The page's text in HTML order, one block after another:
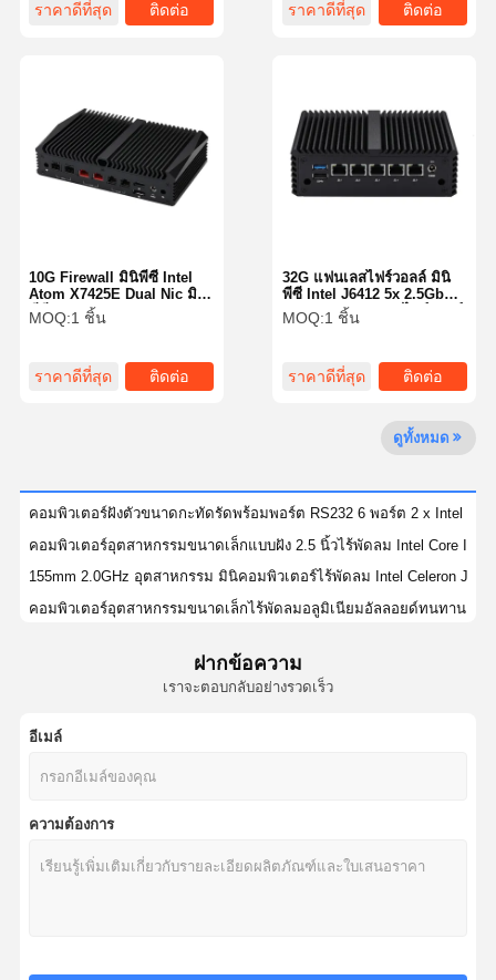
ควบคุม
ติดต่อเรา
พูดคุยกันตอน
Firewall มินิพีซี
มินิพีซีอุตสาหกรรม
คอมพิวเตอร์ตั้งแร็ค 1U
Celeron มินิ PC
คอร์มมินิพีซี
ออฟฟิศมินิพีซี
เมนบอร์ดอุตสาหกรรม
ราคาดีที่สุด ติดต่อ
ราคาดีที่สุด ติดต่อ
32G แฟนเลสไฟร์วอลล์ มินิ
พีซี Intel J6412 5x 2.5GbE
LAN 3 จอแสดงผล ไฟร์วอลล์
155มม
MOQ:1 ชิ้น
ราคาดีที่สุด ติดต่อ
10G Firewall มินิพีซี Intel
Atom X7425E Dual Nic มินิ
พีซี Pfsense RJ45 Network
MOQ:1 ชิ้น
ราคาดีที่สุด ติดต่อ
ดูทั้งหมด
คอมพิวเตอร์ฝังตัวขนาดกะทัดรัดพร้อมพอร์ต RS232 6 พอร์ต 2 x Intel
คอมพิวเตอร์อุตสาหกรรมขนาดเล็กแบบฝัง 2.5 นิ้วไร้พัดลม Intel Core I5
155mm 2.0GHz อุตสาหกรรม มินิคอมพิวเตอร์ไร้พัดลม Intel Celeron
คอมพิวเตอร์อุตสาหกรรมขนาดเล็กไร้พัดลมอลูมิเนียมอัลลอยด์ทนทาน Intel
ผู้ผลิตคอมพิวเตอร์ขนาดเล็กแบบฝังไร้พัดลม Mini PC อุตสาหกรรมสีดำทน
1600MHz Fanless Mini PC Firewall Pfsense Intel J3455 4 Core Intel
คอมพิวเตอร์ Mini PC POE แบบไร้พัดลม ขับเคลื่อนด้วย Intel J3455 4
แฟนเลส Celeron มินิ PC Intel J4125 Quad Core Dual Compact IPC มินิ
แรม 8GB Fanless Firewall มินิพีซี J4125 Quad Core Dual RS232 485
ฝากข้อความ
เราจะตอบกลับอย่างรวดเร็ว
อีเมล์
ความต้องการ